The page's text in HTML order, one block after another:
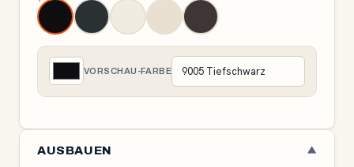
VORSCHAU-FARBE
AUSBAUEN ▼